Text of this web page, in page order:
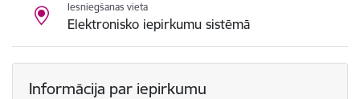
Iesniegšanas vieta
Elektronisko iepirkumu sistēmā
Informācija par iepirkumu